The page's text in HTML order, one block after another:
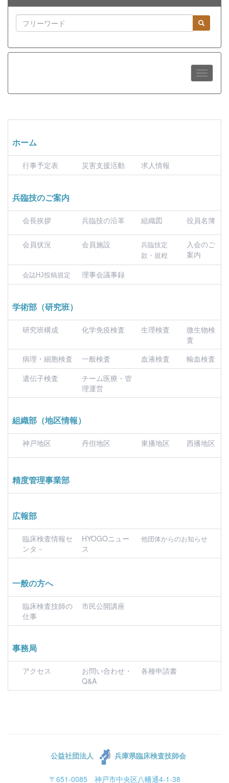
ホーム
行事予定表 災害支援活動 求人情報
兵臨技のご案内
会長挨拶 兵臨技の沿革 組織図 役員名簿
会員状況 会員施設
兵臨技定
款・規程
入会のご
案内
会誌HJ投稿規定 理事会議事録
学術部（研究班）
研究班構成 化学免疫検査 生理検査
微生物検
査
病理・細胞検査
一般検査 血液検査
輸血検査
遺伝子検査
チーム医療・管
理運営
組織部（地区情報）
神戸地区 丹但地区 東播地区 西播地区
精度管理事業部
広報部
臨床検査情報セ
ンタ－
HYOGOニュー
ス
他団体からのお知らせ
一般の方へ
臨床検査技師の
仕事
市民公開講座
事務局
アクセス
お問い合わせ・
Q&A
各種申請書
公益社団法人 兵庫県臨床検査技師会
〒651-0085 神戸市中央区八幡通4-1-38